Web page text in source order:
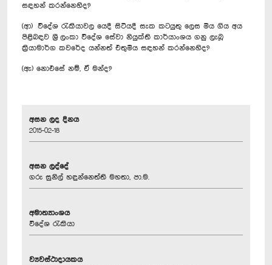
සඳහන් කරන්නෙහිද?
(ආ) විදේශ රැකියාවල යෙදී සිටියදී සැක කටයුතු ලෙස මිය ගිය අය
පිළිබඳව ශ්‍රී ලංකා විදේශ සේවා නියුක්ති කාර්යාංශය ගනු ලැබූ
ක්‍රියාමාර්ග කවරේද යන්නත් එතුමිය සඳහන් කරන්නෙහිද?
(ඇ) නොඑසේ නම්, ඒ මන්ද?
අසන ලද දිනය
2015-02-18
අසන ලද්දේ
ගරු සුනිල් හඳුන්නෙත්ති මහතා, පා.ම.
අමාත්‍යාංශය
විදේශ රැකියා
ව්‍යවස්ථාදායකය